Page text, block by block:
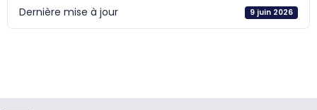
Dernière mise à jour 9 juin 2026